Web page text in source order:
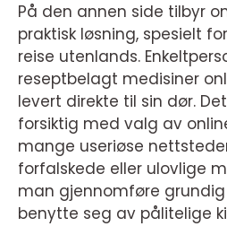
På den annen side tilbyr
praktisk løsning, spesielt
reise utenlands.
reseptbelagt medisiner
levert direkte til sin dør.
forsiktig med valg av
mange useriøse
forfalskede eller ulovlige
man gjennomføre
benytte seg av pålitelige